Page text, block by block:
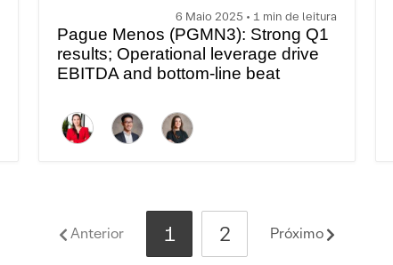
6 Maio 2025 • 1 min de leitura
Pague Menos (PGMN3): Strong Q1
results; Operational leverage drive
EBITDA and bottom-line beat
Anterior 1 2 Próximo